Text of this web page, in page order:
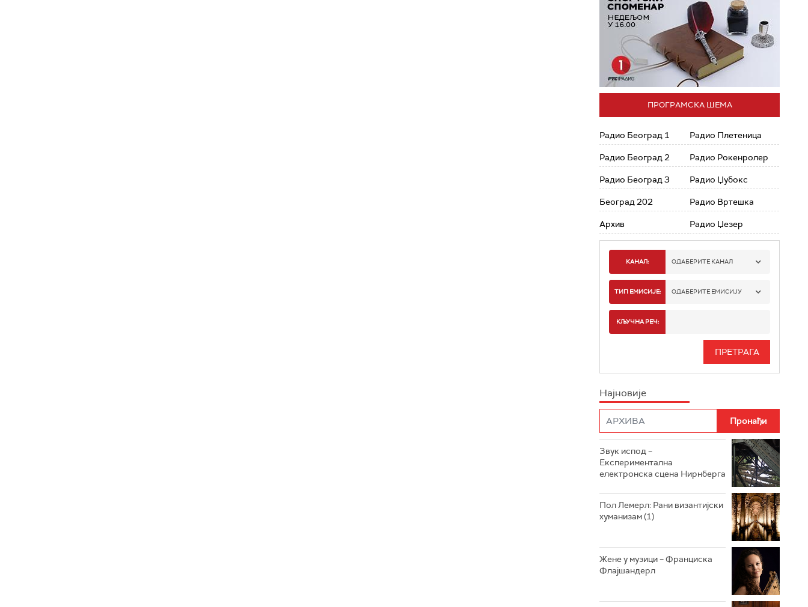
ПРОГРАМСКА ШЕМА
Радио Београд 1
Радио Београд 2
Радио Београд 3
Београд 202
Архив
Радио Плетеница
Радио Рокенролер
Радио Џубокс
Радио Вртешка
Радио Џезер
КАНАЛ: ОДАБЕРИТЕ КАНАЛ
РАДИО БЕОГРАД 1
РАДИО БЕОГРАД 3
РАДИО РОКЕНРОЛЕР
РАДИО ЏУБОКС
РАДИО ВРТЕШКА
РАДИО ЏЕЗЕР
ТИП ЕМИСИЈЕ: ОДАБЕРИТЕ ЕМИСИЈУ
ИНФО
КЉУЧНА РЕЧ:
Најновије
Звук испод –
Експериментална
електронска сцена Нирнберга
Пол Лемерл: Рани византијски
хуманизам (1)
Жене у музици – Франциска
Флајшандерл